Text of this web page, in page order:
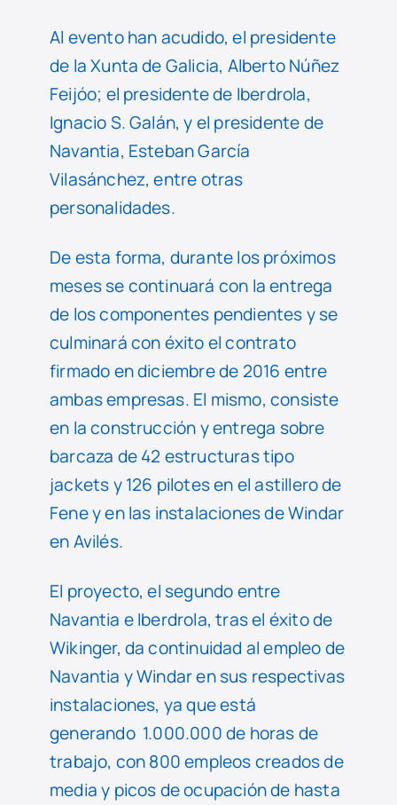
Al evento han acudido, el presidente
de la Xunta de Galicia, Alberto Núñez
Feijóo; el presidente de Iberdrola,
Ignacio S. Galán, y el presidente de
Navantia, Esteban García
Vilasánchez, entre otras
personalidades.
De esta forma, durante los próximos
meses se continuará con la entrega
de los componentes pendientes y se
culminará con éxito el contrato
firmado en diciembre de 2016 entre
ambas empresas. El mismo, consiste
en la construcción y entrega sobre
barcaza de 42 estructuras tipo
jackets y 126 pilotes en el astillero de
Fene y en las instalaciones de Windar
en Avilés.
El proyecto, el segundo entre
Navantia e Iberdrola, tras el éxito de
Wikinger, da continuidad al empleo de
Navantia y Windar en sus respectivas
instalaciones, ya que está
generando 1.000.000 de horas de
trabajo, con 800 empleos creados de
media y picos de ocupación de hasta